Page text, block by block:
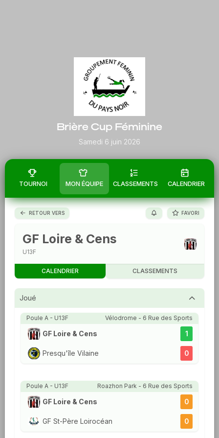
Brière Cup Féminine
Samedi 6 juin 2026
TOURNOI MON ÉQUIPE CLASSEMENTS CALENDRIER
RETOUR VERS FAVORI
GF Loire & Cens
U13F
CALENDRIER CLASSEMENTS
Joué
Poule A - U13F Vélodrome - 6 Rue des Sports
GF Loire & Cens 1
Presqu'île Vilaine 0
Poule A - U13F Roazhon Park - 6 Rue des Sports
GF Loire & Cens 0
GF St-Père Loirocéan 0